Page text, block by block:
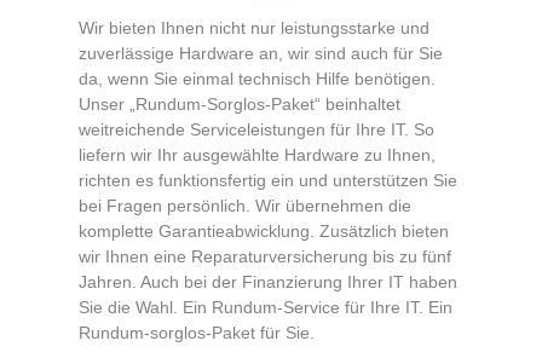
Wir bieten Ihnen nicht nur leistungsstarke und
zuverlässige Hardware an, wir sind auch für Sie
da, wenn Sie einmal technisch Hilfe benötigen.
Unser „Rundum-Sorglos-Paket“ beinhaltet
weitreichende Serviceleistungen für Ihre IT. So
liefern wir Ihr ausgewählte Hardware zu Ihnen,
richten es funktionsfertig ein und unterstützen Sie
bei Fragen persönlich. Wir übernehmen die
komplette Garantieabwicklung. Zusätzlich bieten
wir Ihnen eine Reparaturversicherung bis zu fünf
Jahren. Auch bei der Finanzierung Ihrer IT haben
Sie die Wahl. Ein Rundum-Service für Ihre IT. Ein
Rundum-sorglos-Paket für Sie.